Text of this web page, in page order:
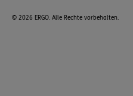
© 2026 ERGO. Alle Rechte vorbehalten.